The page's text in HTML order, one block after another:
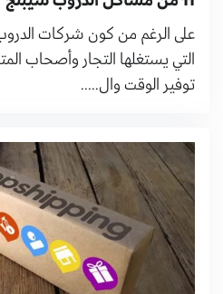
على الرغم من كون شركات
التي يستغلها التجار وأصحاب
توفير الوقت وال.....